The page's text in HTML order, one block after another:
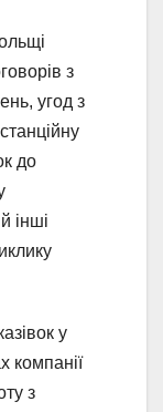
з
угод з
до
інші
у
компанії
з